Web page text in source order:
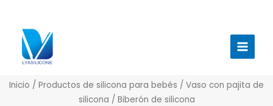
contenido
Inicio / Productos de silicona para bebés / Vaso con pajita de
silicona / Biberón de silicona